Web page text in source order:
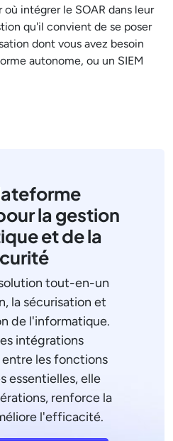
intégrer le SOAR dans leur
qu'il convient de se poser
dont vous avez besoin
autonome, ou un SIEM
la gestion
et de la
tout-en-un
la sécurisation et
de l'informatique.
intégrations
les fonctions
essentielles, elle
renforce la
l'efficacité.